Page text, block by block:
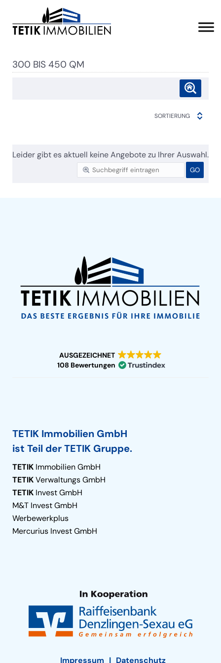
300 BIS 450 QM
SORTIERUNG
Leider gibt es aktuell keine Angebote zu Ihrer Auswahl.
AUSGEZEICHNET
108 Bewertungen
TETIK Immobilien GmbH
ist Teil der TETIK Gruppe.
TETIK Immobilien GmbH
TETIKVerwaltungs GmbH
TETIK Invest GmbH
M&T Invest GmbH
Werbewerkplus
Mercurius Invest GmbH
Impressum Datenschutz